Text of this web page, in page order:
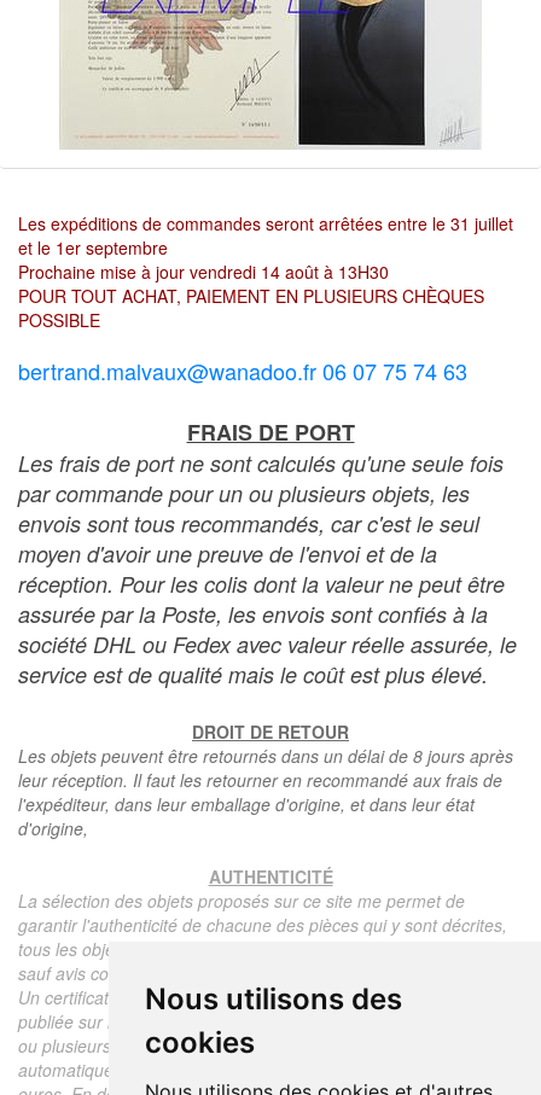
Nous utilisons des
cookies
Les expéditions de commandes seront arrêtées entre le 31 juillet
et le 1er septembre
Prochaine mise à jour vendredi 14 août à 13H30
POUR TOUT ACHAT, PAIEMENT EN PLUSIEURS CHÈQUES
POSSIBLE
bertrand.malvaux@wanadoo.fr 06 07 75 74 63
FRAIS DE PORT
Les frais de port ne sont calculés qu'une seule fois
par commande pour un ou plusieurs objets, les
envois sont tous recommandés, car c'est le seul
moyen d'avoir une preuve de l'envoi et de la
réception. Pour les colis dont la valeur ne peut être
assurée par la Poste, les envois sont confiés à la
société DHL ou Fedex avec valeur réelle assurée, le
service est de qualité mais le coût est plus élevé.
DROIT DE RETOUR
Les objets peuvent être retournés dans un délai de 8 jours après
leur réception. Il faut les retourner en recommandé aux frais de
l'expéditeur, dans leur emballage d'origine, et dans leur état
d'origine,
AUTHENTICITÉ
La sélection des objets proposés sur ce site me permet de
garantir l'authenticité de chacune des pièces qui y sont décrites,
tous les objets proposés sont garantis d'époque et authentiques,
sauf avis contraire ou restriction dans la description.
Un certificat d'authenticité de l'objet reprenant la description
publiée sur le site, l'époque, le prix de vente, accompagné d'une
ou plusieurs photographies en couleurs est communiqué
automatiquement pour tout objet dont le prix est supérieur à 130